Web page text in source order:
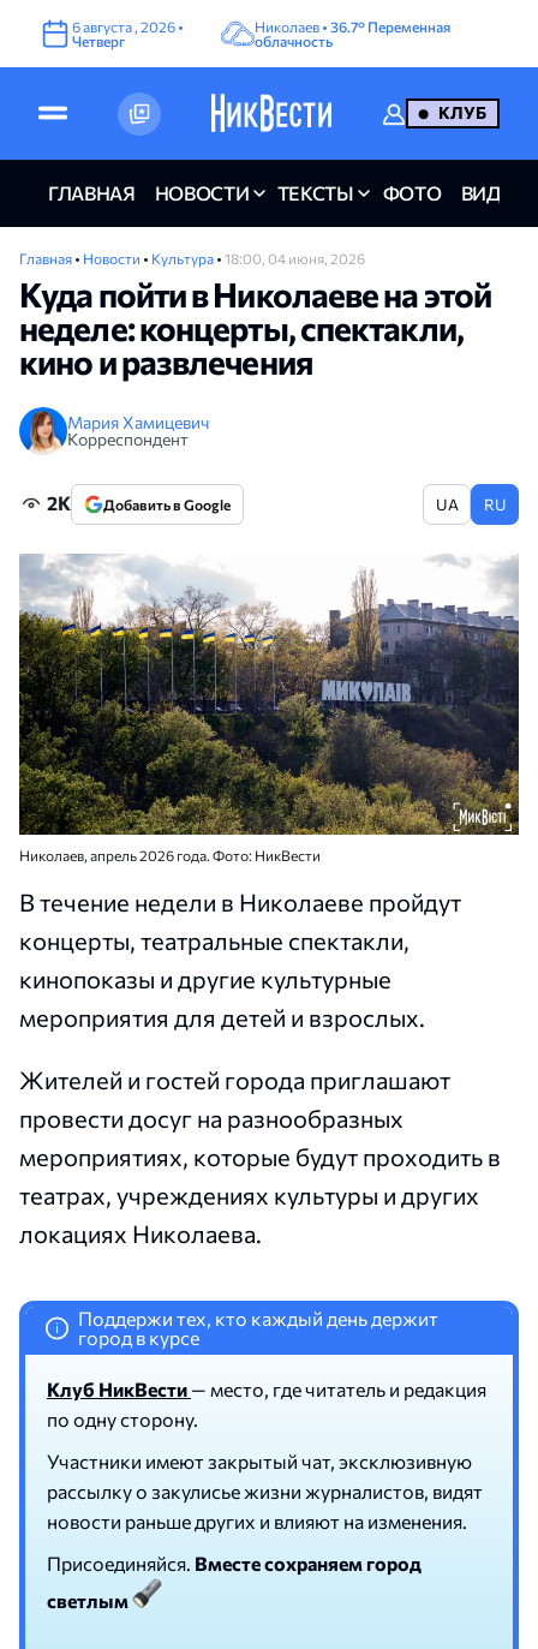
6августа ,2026 •
Четверг
Николаев •36.7° Переменная
облачность
КЛУБ
ГЛАВНАЯ НОВОСТИ ТЕКСТЫ ФОТО ВИДЕО
Главная • Новости • Культура • 18:00, 04 июня, 2026
Куда пойти в Николаеве на этой
неделе: концерты, спектакли,
кино и развлечения
Мария Хамицевич
Корреспондент
2K Добавить в Google UA RU
Николаев, апрель 2026 года. Фото: НикВести
В течение недели в Николаеве пройдут
концерты, театральные спектакли,
кинопоказы и другие культурные
мероприятия для детей и взрослых.
Жителей и гостей города приглашают
провести досуг на разнообразных
мероприятиях, которые будут проходить в
театрах, учреждениях культуры и других
локациях Николаева.
i
Поддержи тех, кто каждый день держит
город в курсе
Клуб НикВести — место, где читатель и редакция
по одну сторону.
Участники имеют закрытый чат, эксклюзивную
рассылку о закулисье жизни журналистов, видят
новости раньше других и влияют на изменения.
Присоединяйся. Вместе сохраняем город
светлым